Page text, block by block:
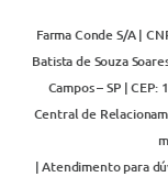
Farma Conde S/A |
Batista de Souza
Campos – SP |
Central de
| Atendimento para